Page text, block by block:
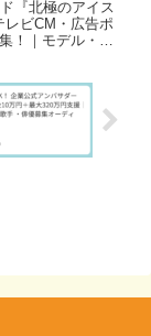
『北極のアイス
レビCM・広告ポ
！｜モデル・歌